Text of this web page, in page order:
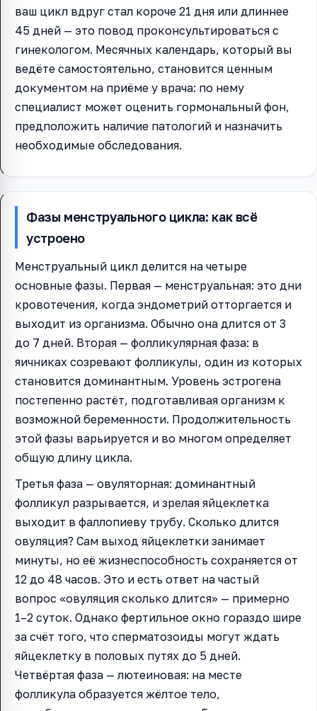
ваш цикл вдруг стал короче 21 дня или длиннее
45 дней — это повод проконсультироваться с
гинекологом. Месячных календарь, который вы
ведёте самостоятельно, становится ценным
документом на приёме у врача: по нему
специалист может оценить гормональный фон,
предположить наличие патологий и назначить
необходимые обследования.
Фазы менструального цикла: как всё
устроено
Менструальный цикл делится на четыре
основные фазы. Первая — менструальная: это дни
кровотечения, когда эндометрий отторгается и
выходит из организма. Обычно она длится от 3
до 7 дней. Вторая — фолликулярная фаза: в
яичниках созревают фолликулы, один из которых
становится доминантным. Уровень эстрогена
постепенно растёт, подготавливая организм к
возможной беременности. Продолжительность
этой фазы варьируется и во многом определяет
общую длину цикла.
Третья фаза — овуляторная: доминантный
фолликул разрывается, и зрелая яйцеклетка
выходит в фаллопиеву трубу. Сколько длится
овуляция? Сам выход яйцеклетки занимает
минуты, но её жизнеспособность сохраняется от
12 до 48 часов. Это и есть ответ на частый
вопрос «овуляция сколько длится» — примерно
1–2 суток. Однако фертильное окно гораздо шире
за счёт того, что сперматозоиды могут ждать
яйцеклетку в половых путях до 5 дней.
Четвёртая фаза — лютеиновая: на месте
фолликула образуется жёлтое тело,